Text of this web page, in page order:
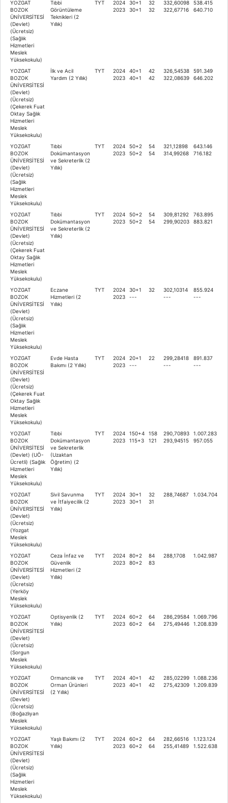
YOZGAT
BOZOK
ÜNİVERSİTESİ
(Devlet)
(Ücretsiz)
(Sağlık
Hizmetleri
Meslek
Yüksekokulu)
Tıbbi
Görüntüleme
Teknikleri (2
Yıllık)
TYT
2024
2023
30+1
30+1
32
32
332,60098
322,67716
538.415
640.710
YOZGAT
BOZOK
ÜNİVERSİTESİ
(Devlet)
(Ücretsiz)
(Çekerek Fuat
Oktay Sağlık
Hizmetleri
Meslek
Yüksekokulu)
İlk ve Acil
Yardım (2 Yıllık)
TYT
2024
2023
40+1
40+1
42
42
326,54538
322,08639
591.349
646.202
YOZGAT
BOZOK
ÜNİVERSİTESİ
(Devlet)
(Ücretsiz)
(Sağlık
Hizmetleri
Meslek
Yüksekokulu)
Tıbbi
Dokümantasyon
ve Sekreterlik (2
Yıllık)
TYT
2024
2023
50+2
50+2
54
54
321,12898
314,99268
643.146
716.182
YOZGAT
BOZOK
ÜNİVERSİTESİ
(Devlet)
(Ücretsiz)
(Çekerek Fuat
Oktay Sağlık
Hizmetleri
Meslek
Yüksekokulu)
Tıbbi
Dokümantasyon
ve Sekreterlik (2
Yıllık)
TYT
2024
2023
50+2
50+2
54
54
309,81292
299,90203
763.895
883.821
YOZGAT
BOZOK
ÜNİVERSİTESİ
(Devlet)
(Ücretsiz)
(Sağlık
Hizmetleri
Meslek
Yüksekokulu)
Eczane
Hizmetleri (2
Yıllık)
TYT
2024
2023
30+1
---
32
302,10314
---
855.924
---
YOZGAT
BOZOK
ÜNİVERSİTESİ
(Devlet)
(Ücretsiz)
(Çekerek Fuat
Oktay Sağlık
Hizmetleri
Meslek
Yüksekokulu)
Evde Hasta
Bakımı (2 Yıllık)
TYT
2024
2023
20+1
---
22
299,28418
---
891.837
---
YOZGAT
BOZOK
ÜNİVERSİTESİ
(Devlet) (UÖ-
Ücretli) (Sağlık
Hizmetleri
Meslek
Yüksekokulu)
Tıbbi
Dokümantasyon
ve Sekreterlik
(Uzaktan
Öğretim) (2
Yıllık)
TYT
2024
2023
150+4
115+3
158
121
290,70893
293,94515
1.007.283
957.055
YOZGAT
BOZOK
ÜNİVERSİTESİ
(Devlet)
(Ücretsiz)
(Yozgat
Meslek
Yüksekokulu)
Sivil Savunma
ve İtfaiyecilik (2
Yıllık)
TYT
2024
2023
30+1
30+1
32
31
288,74687 1.034.704
YOZGAT
BOZOK
ÜNİVERSİTESİ
(Devlet)
(Ücretsiz)
(Yerköy
Meslek
Yüksekokulu)
Ceza İnfaz ve
Güvenlik
Hizmetleri (2
Yıllık)
TYT
2024
2023
80+2
80+2
84
83
288,1708 1.042.987
YOZGAT
BOZOK
ÜNİVERSİTESİ
(Devlet)
(Ücretsiz)
(Sorgun
Meslek
Yüksekokulu)
Optisyenlik (2
Yıllık)
TYT
2024
2023
60+2
60+2
64
64
286,29584
275,49446
1.069.796
1.208.839
YOZGAT
BOZOK
ÜNİVERSİTESİ
(Devlet)
(Ücretsiz)
(Boğazlıyan
Meslek
Yüksekokulu)
Ormancılık ve
Orman Ürünleri
(2 Yıllık)
TYT
2024
2023
40+1
40+1
42
42
285,02299
275,42309
1.088.236
1.209.839
YOZGAT
BOZOK
ÜNİVERSİTESİ
(Devlet)
(Ücretsiz)
(Sağlık
Hizmetleri
Meslek
Yüksekokulu)
Yaşlı Bakımı (2
Yıllık)
TYT
2024
2023
60+2
60+2
64
64
282,66516
255,41489
1.123.124
1.522.638